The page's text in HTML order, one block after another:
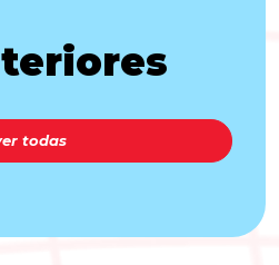
todas